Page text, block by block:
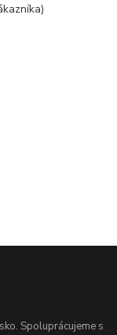
Spoluprácujeme s